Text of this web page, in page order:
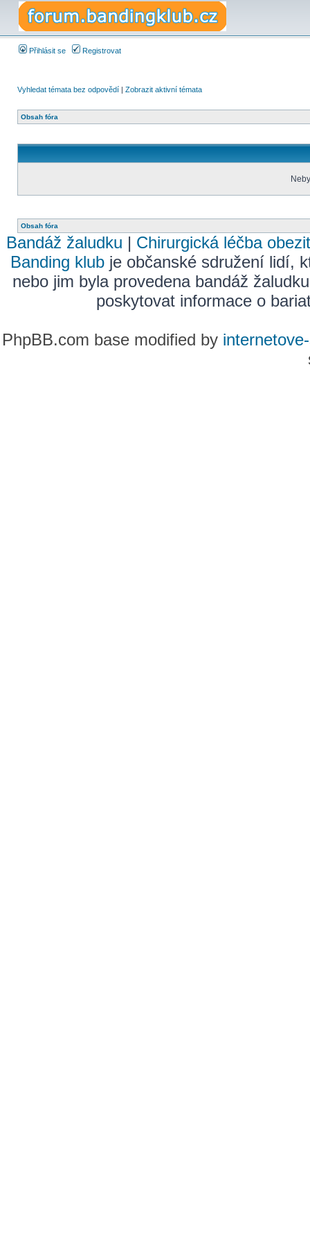
Přihlásit se Registrovat
Vyhledat témata bez odpovědí | Zobrazit aktivní témata
Obsah fóra
Obsah fóra
Bandáž žaludku | Chirurgická léčba
Banding klub je občanské sdružení lidí,
nebo jim byla provedena bandáž
poskytovat informace o
PhpBB.com base modified by